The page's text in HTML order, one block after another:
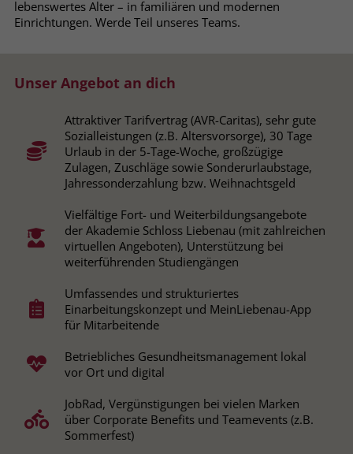
lebenswertes Alter – in familiären und modernen
Einrichtungen. Werde Teil unseres Teams.
Unser Angebot an dich
Attraktiver Tarifvertrag (AVR-Caritas), sehr gute
Sozialleistungen (z.B. Altersvorsorge), 30 Tage
Urlaub in der 5-Tage-Woche, großzügige
Zulagen, Zuschläge sowie Sonderurlaubstage,
Jahressonderzahlung bzw. Weihnachtsgeld
Vielfältige Fort- und Weiterbildungsangebote
der Akademie Schloss Liebenau (mit zahlreichen
virtuellen Angeboten), Unterstützung bei
weiterführenden Studiengängen
Umfassendes und strukturiertes
Einarbeitungskonzept und MeinLiebenau-App
für Mitarbeitende
Betriebliches Gesundheitsmanagement lokal
vor Ort und digital
JobRad, Vergünstigungen bei vielen Marken
über Corporate Benefits und Teamevents (z.B.
Sommerfest)
Zweck
Behält die Zustände des Benutzers bei
allen Seitenanfragen bei.
cookie_optin
Anbieter www.stiftung-liebenau.de
Zweck
Behält die Zustimmung des Benutzers
zum Cookie Opt-In
__cf_bm
Anbieter .fonts.net
30 Minuten
Browsers und die Einstellungen
exklusiv für diese Website zu speichern.
derselben Website durchgeführt
Benutzerkennung verknüpft werden.
_clsk
Laufzeit 1 Jahr
Zweck
Microsoft Clarity setzt dieses Cookie,
um die Seitenaufrufe eines Benutzers
zu speichern und in einer einzigen
Sitzungsaufzeichnung
Anbieter Google Ads